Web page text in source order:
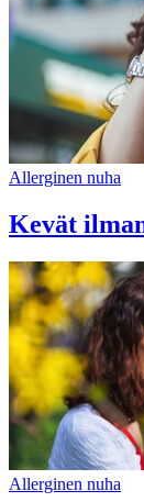
Allerginen nuha
Kevät
Allerginen nuha